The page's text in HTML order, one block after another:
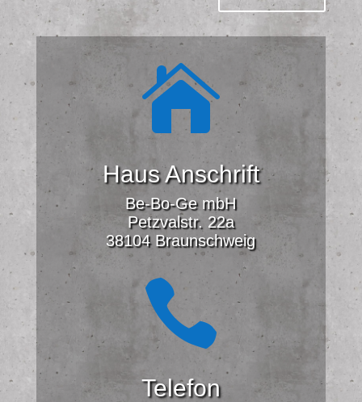

Haus Anschrift
Be-Bo-Ge mbH
Petzvalstr. 22a
38104 Braunschweig

Telefon